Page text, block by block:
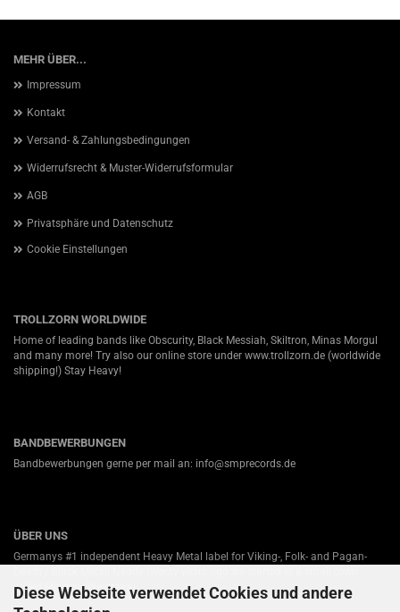
Diese Webseite verwendet Cookies und andere
MEHR ÜBER...
Impressum
Kontakt
Versand- & Zahlungsbedingungen
Widerrufsrecht & Muster-Widerrufsformular
AGB
Privatsphäre und Datenschutz
Cookie Einstellungen
TROLLZORN WORLDWIDE
Home of leading bands like Obscurity, Black Messiah, Skiltron, Minas Morgul
and many more! Try also our online store under www.trollzorn.de (worldwide
shipping!) Stay Heavy!
BANDBEWERBUNGEN
Bandbewerbungen gerne per mail an: info@smprecords.de
ÜBER UNS
Germanys #1 independent Heavy Metal label for Viking-, Folk- and Pagan-
called Minden (Westfalia).